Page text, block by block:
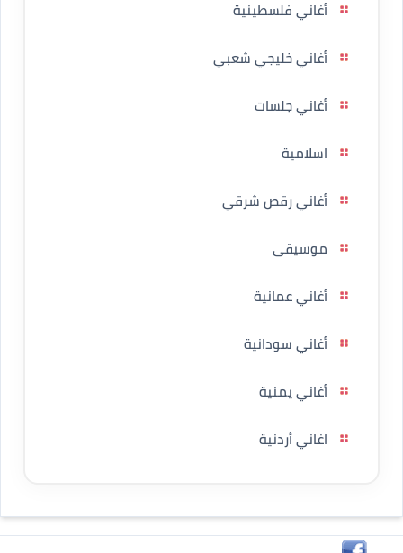
أغاني فلسطينية
أغاني خليجي شعبي
أغاني جلسات
اسلامية
أغاني رقص شرقي
موسيقى
أغاني عمانية
أغاني سودانية
أغاني يمنية
اغاني أردنية